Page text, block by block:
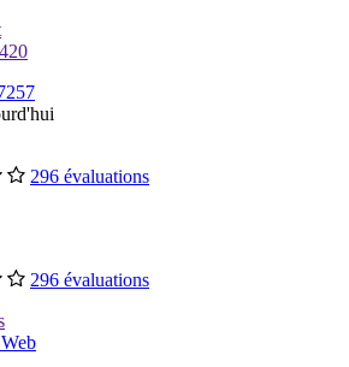
296 évaluations
296 évaluations